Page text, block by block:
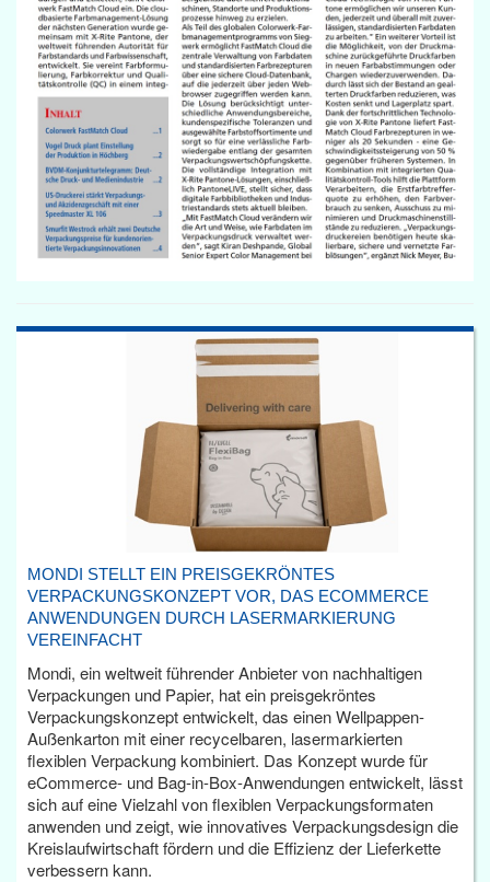
MONDI STELLT EIN PREISGEKRÖNTES
VERPACKUNGSKONZEPT VOR, DAS ECOMMERCE
ANWENDUNGEN DURCH LASERMARKIERUNG
VEREINFACHT
Mondi, ein weltweit führender Anbieter von nachhaltigen
Verpackungen und Papier, hat ein preisgekröntes
Verpackungskonzept entwickelt, das einen Wellpappen-
Außenkarton mit einer recycelbaren, lasermarkierten
flexiblen Verpackung kombiniert. Das Konzept wurde für
eCommerce- und Bag-in-Box-Anwendungen entwickelt, lässt
sich auf eine Vielzahl von flexiblen Verpackungsformaten
anwenden und zeigt, wie innovatives Verpackungsdesign die
Kreislaufwirtschaft fördern und die Effizienz der Lieferkette
verbessern kann.